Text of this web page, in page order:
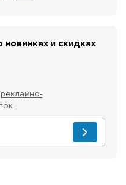
и скидках
рекламно-